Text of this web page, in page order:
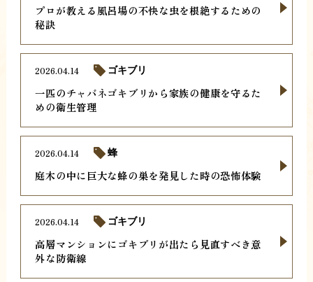
プロが教える風呂場の不快な虫を根絶するための
秘訣
一匹のチャバネゴキブリから家族の健康を守るた
めの衛生管理
2026.04.14 ゴキブリ
庭木の中に巨大な蜂の巣を発見した時の恐怖体験
2026.04.14 蜂
高層マンションにゴキブリが出たら見直すべき意
外な防衛線
2026.04.14 ゴキブリ